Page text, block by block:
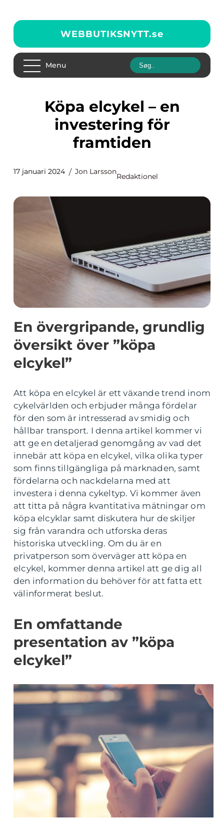
WEBBUTIKSNYTT.se
Menu
Köpa elcykel – en
investering för
framtiden
17 januari 2024 Jon Larsson
Redaktionel
En övergripande, grundlig
översikt över ”köpa
elcykel”
Att köpa en elcykel är ett växande trend inom
cykelvärlden och erbjuder många fördelar
för den som är intresserad av smidig och
hållbar transport. I denna artikel kommer vi
att ge en detaljerad genomgång av vad det
innebär att köpa en elcykel, vilka olika typer
som finns tillgängliga på marknaden, samt
fördelarna och nackdelarna med att
investera i denna cykeltyp. Vi kommer även
att titta på några kvantitativa mätningar om
köpa elcyklar samt diskutera hur de skiljer
sig från varandra och utforska deras
historiska utveckling. Om du är en
privatperson som överväger att köpa en
elcykel, kommer denna artikel att ge dig all
den information du behöver för att fatta ett
välinformerat beslut.
En omfattande
presentation av ”köpa
elcykel”